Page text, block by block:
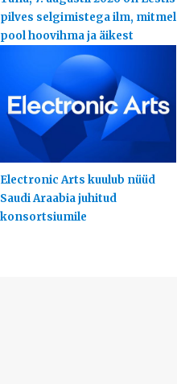
pilves selgimistega ilm, mitmel
pool hoovihma ja äikest
Electronic Arts kuulub nüüd
Saudi Araabia juhitud
konsortsiumile